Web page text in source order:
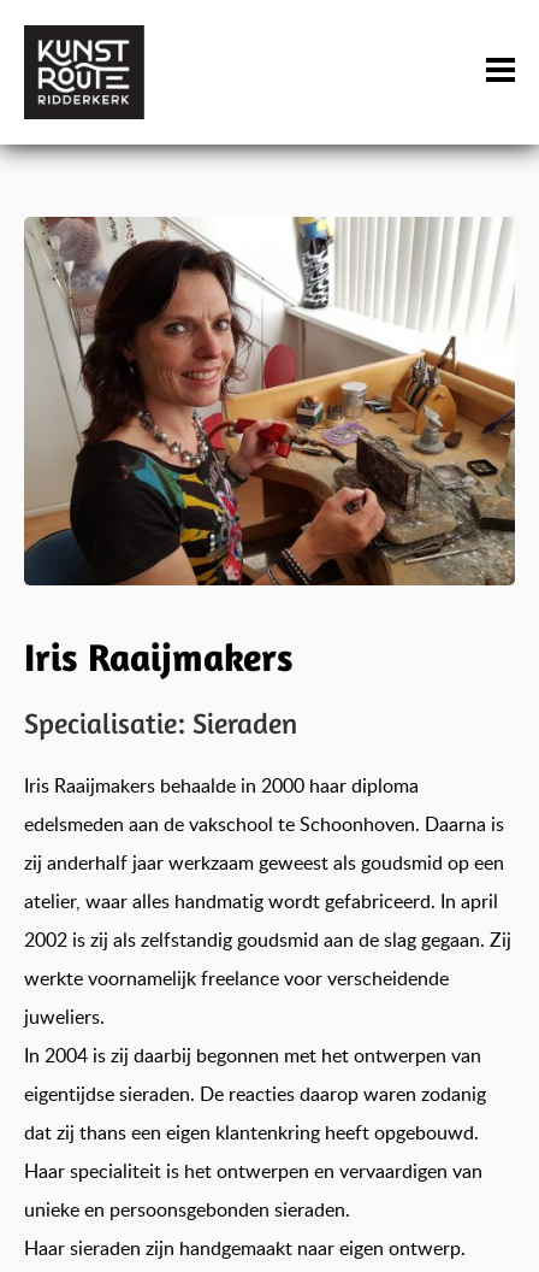
Iris Raaijmakers
Specialisatie: Sieraden
Iris Raaijmakers behaalde in 2000 haar diploma
edelsmeden aan de vakschool te Schoonhoven. Daarna is
zij anderhalf jaar werkzaam geweest als goudsmid op een
atelier, waar alles handmatig wordt gefabriceerd. In april
2002 is zij als zelfstandig goudsmid aan de slag gegaan. Zij
werkte voornamelijk freelance voor verscheidende
juweliers.
In 2004 is zij daarbij begonnen met het ontwerpen van
eigentijdse sieraden. De reacties daarop waren zodanig
dat zij thans een eigen klantenkring heeft opgebouwd.
Haar specialiteit is het ontwerpen en vervaardigen van
unieke en persoonsgebonden sieraden.
Haar sieraden zijn handgemaakt naar eigen ontwerp.